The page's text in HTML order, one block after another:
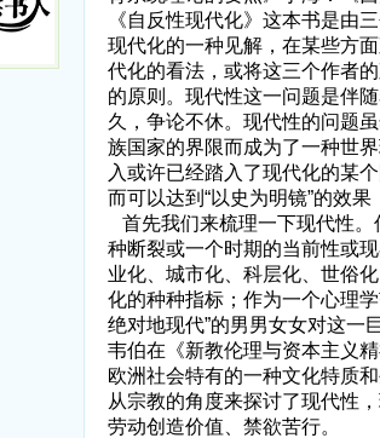
《自反性现代化》这本书是由
现代化的一种见解，在某些方
代化的看法，或将这三个作者
的原则。现代性这一问题是伴
久，争论不休。现代性的问题
族国家的界限而成为了一种世
入或许已经踏入了现代化的某
而可以达到“以史为明镜”的效
首先我们来梳理一下现代性。
种断裂或一个时期的当前性或
业化、城市化、科层化、世俗
化的种种指标；作为一个心理
绝对地现代”的男男女女对这一
韦伯在《新教伦理与资本主义
欧洲社会特有的一种文化特质
从宗教的角度来探讨了现代性
劳动创造价值、禁欲苦行。